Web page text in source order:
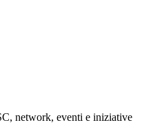
network, eventi e iniziative